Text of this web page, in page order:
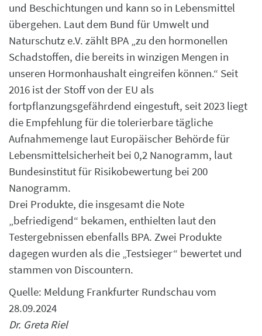
und Beschichtungen und kann so in Lebensmittel
übergehen. Laut dem Bund für Umwelt und
Naturschutz e.V. zählt BPA „zu den hormonellen
Schadstoffen, die bereits in winzigen Mengen in
unseren Hormonhaushalt eingreifen können.“ Seit
2016 ist der Stoff von der EU als
fortpflanzungsgefährdend eingestuft, seit 2023 liegt
die Empfehlung für die tolerierbare tägliche
Aufnahmemenge laut Europäischer Behörde für
Lebensmittelsicherheit bei 0,2 Nanogramm, laut
Bundesinstitut für Risikobewertung bei 200
Nanogramm.
Drei Produkte, die insgesamt die Note
„befriedigend“ bekamen, enthielten laut den
Testergebnissen ebenfalls BPA. Zwei Produkte
dagegen wurden als die „Testsieger“ bewertet und
stammen von Discountern.
Quelle: Meldung Frankfurter Rundschau vom
28.09.2024
Dr. Greta Riel